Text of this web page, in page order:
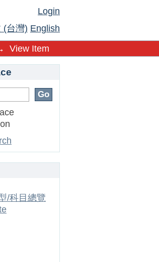
Login
(台灣) English
View Item
/科目總覽